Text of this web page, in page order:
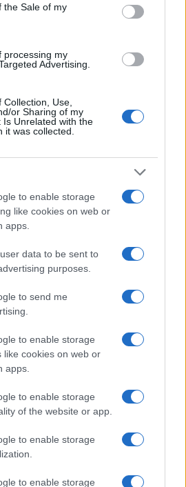
the Sale of my
processing my
Advertising.
Use,
or Sharing of my
Is Unrelated with the
it was collected.
to enable storage
like cookies on web or
apps.
data to be sent to
purposes.
to send me
to enable storage
like cookies on web or
apps.
to enable storage
of the website or app.
to enable storage
to enable storage
e le telecamere di
hanno permesso al
avvenuto. L’uomo è già
per alcuni precedenti
con molestie sessuali. È
e mezzo dietro le sbarre. E
durante la violenza
la sua giovane vittima:
se lo fai un’altra volta ti
Leggi i commenti
del 07/08/2026
Vai all'archivio delle vignette